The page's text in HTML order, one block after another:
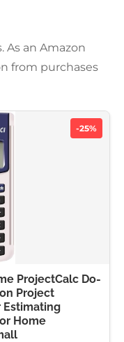
As an Amazon
from purchases
-25%
ProjectCalc Do-
Project
Estimating
Home